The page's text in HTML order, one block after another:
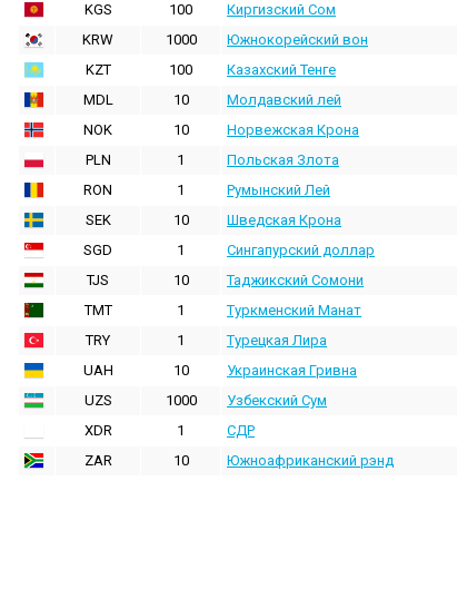
KGS
100 Киргизский Сом
KRW
1000 Южнокорейский вон
KZT
100 Казахский Тенге
MDL
10 Молдавский лей
NOK
10 Норвежская Крона
PLN
1 Польская Злота
RON
1 Румынский Лей
SEK
10 Шведская Крона
SGD
1 Сингапурский доллар
TJS
10 Таджикский Сомони
TMT
1 Туркменский Манат
TRY
1 Турецкая Лира
UAH
10 Украинская Гривна
UZS
1000 Узбекский Сум
XDR
1 СДР
ZAR
10 Южноафриканский рэнд